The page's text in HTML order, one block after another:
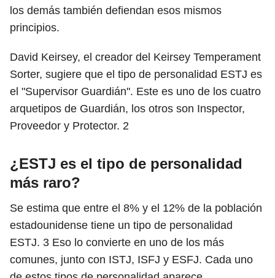
los demás también defiendan esos mismos
principios.
David Keirsey, el creador del Keirsey Temperament
Sorter, sugiere que el tipo de personalidad ESTJ es
el "Supervisor Guardián". Este es uno de los cuatro
arquetipos de Guardián, los otros son Inspector,
Proveedor y Protector. 2
¿ESTJ es el tipo de personalidad
más raro?
Se estima que entre el 8% y el 12% de la población
estadounidense tiene un tipo de personalidad
ESTJ. 3 Eso lo convierte en uno de los más
comunes, junto con ISTJ, ISFJ y ESFJ. Cada uno